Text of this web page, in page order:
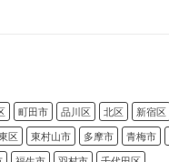
町田市 品川区 北区 新宿区
区 東村山市 多摩市 青梅市